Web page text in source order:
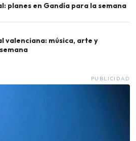
planes en Gandía para la semana
valenciana: música, arte y
PUBLICIDAD